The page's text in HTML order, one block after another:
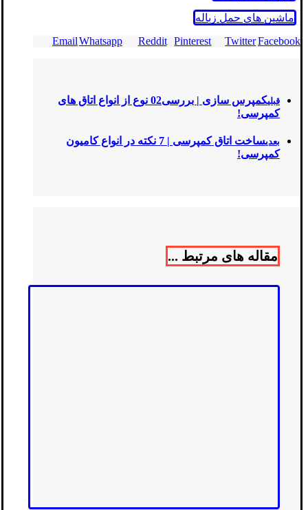
ماشین های حمل زباله
Facebook
Twitter
Pinterest
Reddit
Whatsapp
Email
قبلی
کمپرس سازی | بررسی02 نوع از انواع اتاق های
کمپرسی!
بعدی
ساخت اتاق کمپرسی | 7 نکته در انواع کامیون
کمپرسی!
مقاله های مرتبط ...